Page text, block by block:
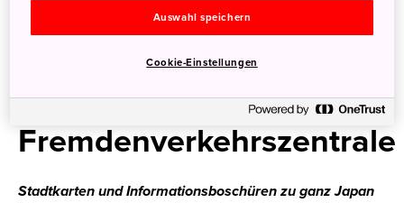
Broschüren-Service der
Japanischen
Fremdenverkehrszentrale
Stadtkarten und Informationsboschüren zu ganz Japan
Auswahl speichern
Cookie-Einstellungen